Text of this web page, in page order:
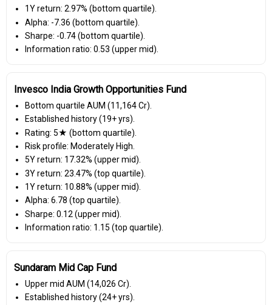
1Y return: 2.97% (bottom quartile).
Alpha: -7.36 (bottom quartile).
Sharpe: -0.74 (bottom quartile).
Information ratio: 0.53 (upper mid).
Invesco India Growth Opportunities Fund
Bottom quartile AUM (₹11,164 Cr).
Established history (19+ yrs).
Rating: 5★ (bottom quartile).
Risk profile: Moderately High.
5Y return: 17.32% (upper mid).
3Y return: 23.47% (top quartile).
1Y return: 10.88% (upper mid).
Alpha: 6.78 (top quartile).
Sharpe: 0.12 (upper mid).
Information ratio: 1.15 (top quartile).
Sundaram Mid Cap Fund
Upper mid AUM (₹14,026 Cr).
Established history (24+ yrs).